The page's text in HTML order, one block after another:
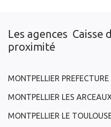
Les agences Caisse
proximité
MONTPELLIER
MONTPELLIER LES
MONTPELLIER LE